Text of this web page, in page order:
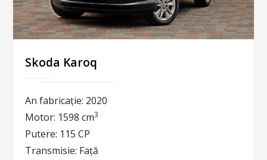
Skoda Karoq
An fabricație: 2020
Motor: 1598 cm3
Putere: 115 CP
Transmisie: Față